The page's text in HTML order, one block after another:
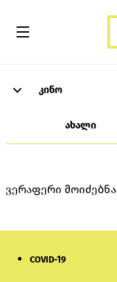
კინო
ახალი
ვერაფერი მოიძებნა
COVID-19